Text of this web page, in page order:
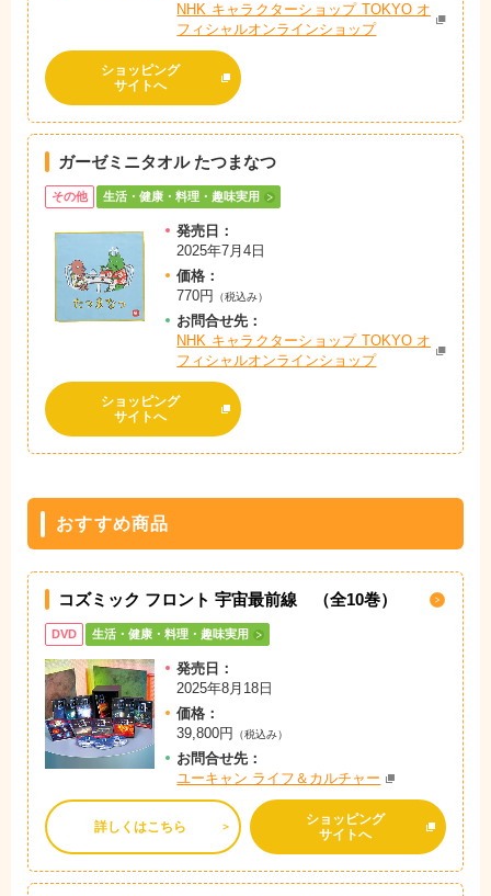
NHK キャラクターショップ TOKYO オ
フィシャルオンラインショップ
ショッピング
サイトへ
ガーゼミニタオル たつまなつ
その他 生活・健康・料理・趣味実用
発売日：
2025年7月4日
価格：
770円
（税込み）
お問合せ先：
NHK キャラクターショップ TOKYO オ
フィシャルオンラインショップ
ショッピング
サイトへ
おすすめ商品
コズミック フロント 宇宙最前線 （全10巻）
DVD 生活・健康・料理・趣味実用
発売日：
2025年8月18日
価格：
39,800円
（税込み）
お問合せ先：
ユーキャン ライフ＆カルチャー
詳しくはこちら
ショッピング
サイトへ